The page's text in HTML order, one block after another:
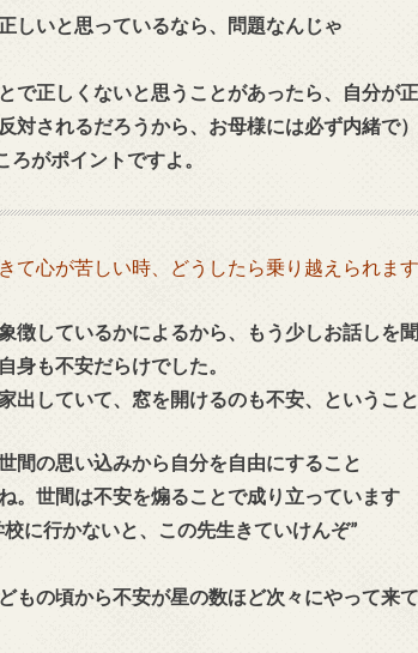
しいと思っているなら、問題なんじゃ
で正しくないと思うことがあったら、自分が
対されるだろうから、お母様には必ず内緒で）
ろがポイントですよ。
心が苦しい時、どうしたら乗り越えられます
徴しているかによるから、もう少しお話しを
身も不安だらけでした。
出していて、窓を開けるのも不安、ということ
間の思い込みから自分を自由にすること
。世間は不安を煽ることで成り立っています
に行かないと、この先生きていけんぞ”
もの頃から不安が星の数ほど次々にやって来